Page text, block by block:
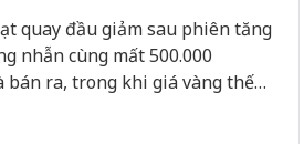
quay đầu giảm sau phiên tăng
nhẫn cùng mất 500.000
bán ra, trong khi giá vàng thế
Thanh Hóa: Tìm bị
hại trong vụ án buôn